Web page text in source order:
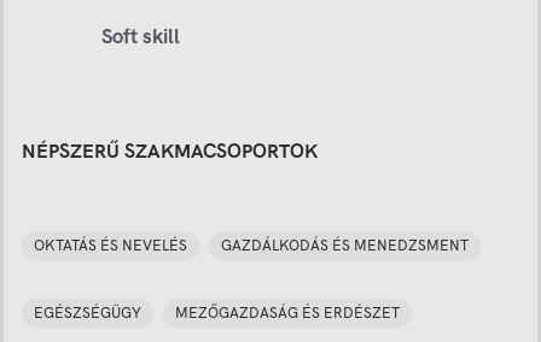
Soft skill
NÉPSZERŰ SZAKMACSOPORTOK
OKTATÁS ÉS NEVELÉS GAZDÁLKODÁS ÉS MENEDZSMENT
EGÉSZSÉGÜGY MEZŐGAZDASÁG ÉS ERDÉSZET